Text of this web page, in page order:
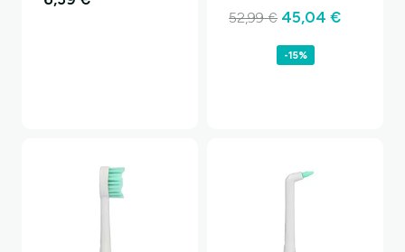
52,99€ Original
price
was:
45,04€Current
-15%